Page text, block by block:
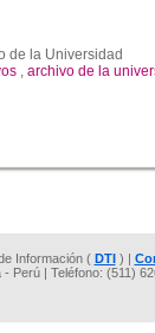
de la Universidad
, archivo de la
Información ( DTI) |
Perú | Teléfono: (511)